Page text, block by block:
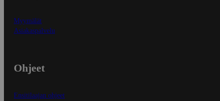
Myymälät
Asiakaspalvelu
Ohjeet
Ensitilaajan ohjeet